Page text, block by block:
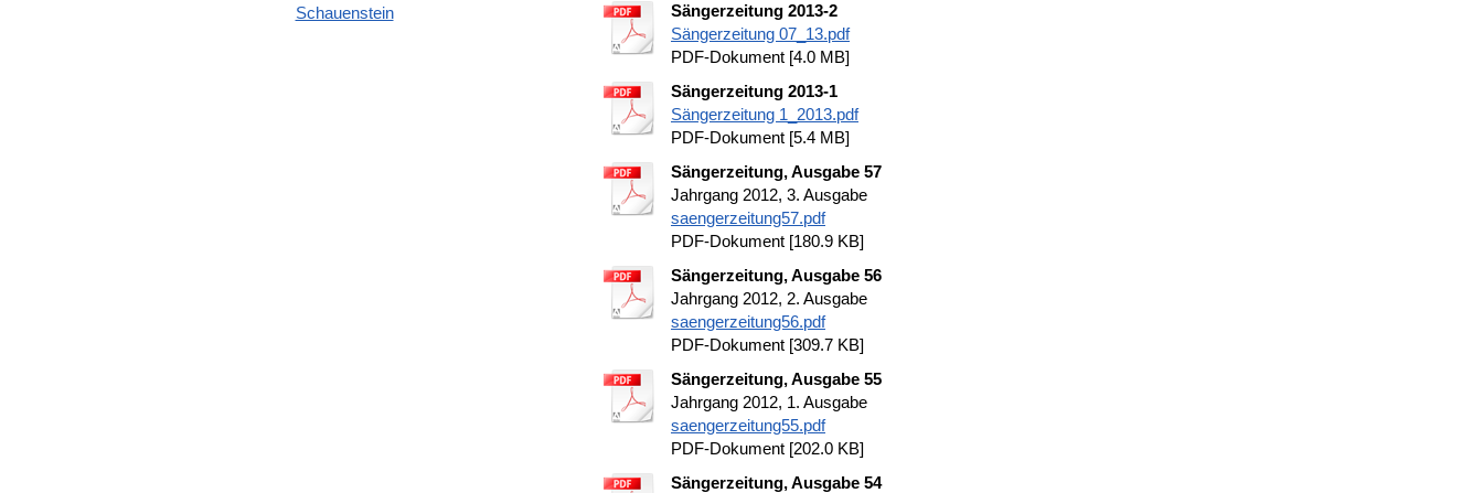
Sängerzeitung 2013-2
Sängerzeitung 07_13.pdf
PDF-Dokument [4.0 MB]
Sängerzeitung 2013-1
Sängerzeitung 1_2013.pdf
PDF-Dokument [5.4 MB]
Sängerzeitung, Ausgabe 57
Jahrgang 2012, 3. Ausgabe
saengerzeitung57.pdf
PDF-Dokument [180.9 KB]
Sängerzeitung, Ausgabe 56
Jahrgang 2012, 2. Ausgabe
saengerzeitung56.pdf
PDF-Dokument [309.7 KB]
Sängerzeitung, Ausgabe 55
Jahrgang 2012, 1. Ausgabe
saengerzeitung55.pdf
PDF-Dokument [202.0 KB]
Sängerzeitung, Ausgabe 54
Schauenstein